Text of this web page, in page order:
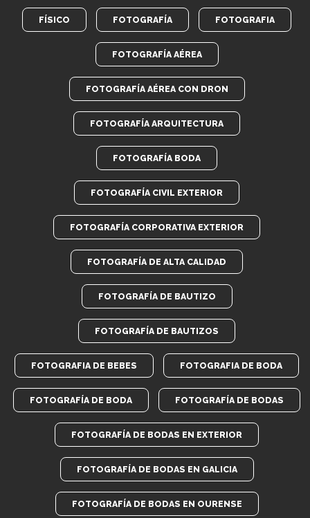
FÍSICO FOTOGRAFÍA FOTOGRAFIA
FOTOGRAFÍA AÉREA
FOTOGRAFÍA AÉREA CON DRON
FOTOGRAFÍA ARQUITECTURA
FOTOGRAFÍA BODA
FOTOGRAFÍA CIVIL EXTERIOR
FOTOGRAFÍA CORPORATIVA EXTERIOR
FOTOGRAFÍA DE ALTA CALIDAD
FOTOGRAFÍA DE BAUTIZO
FOTOGRAFÍA DE BAUTIZOS
FOTOGRAFIA DE BEBES FOTOGRAFIA DE BODA
FOTOGRAFÍA DE BODA FOTOGRAFÍA DE BODAS
FOTOGRAFÍA DE BODAS EN EXTERIOR
FOTOGRAFÍA DE BODAS EN GALICIA
FOTOGRAFÍA DE BODAS EN OURENSE